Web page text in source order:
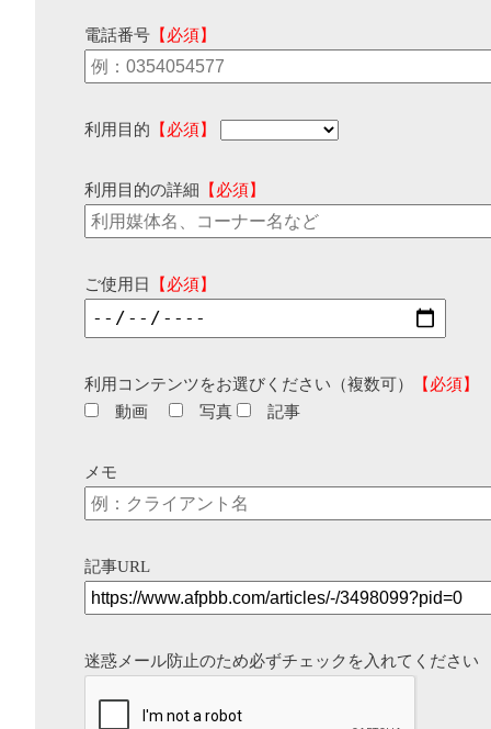
電話番号 【必須】
利用目的 【必須】
利用目的の詳細 【必須】
ご使用日 【必須】
利用コンテンツをお選びください（複数可）
【必須】
動画
写真 記事
メモ
記事URL
迷惑メール防止のため必ずチェックを入れてください